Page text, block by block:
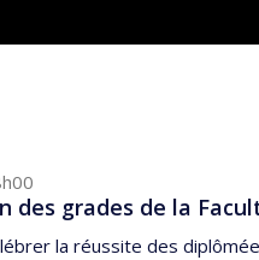
des grades de la
la réussite des